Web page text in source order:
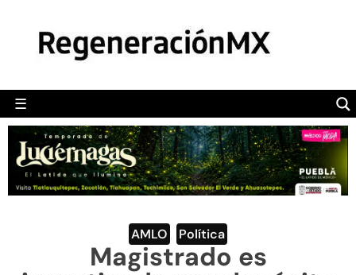
☰
POLÍTICA
CAMALEÓN
OPINIÓN
DEPORTES
ENGLISH SECTION
VIDEOS
AMLO Política
Magistrado es